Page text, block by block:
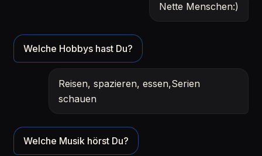
Nette Menschen:)
Welche Hobbys hast Du?
Reisen, spazieren, essen,Serien
schauen
Welche Musik hörst Du?